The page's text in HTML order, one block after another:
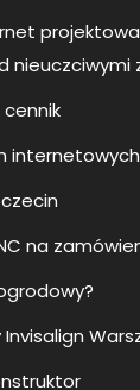
nieuczciwymi
cennik
na